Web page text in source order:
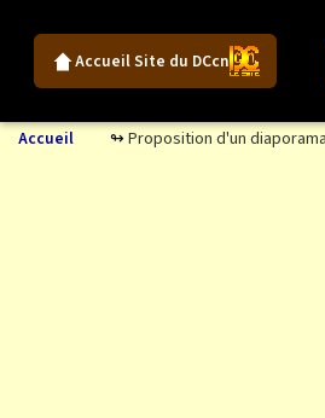
Accueil Site du DCcn
Accueil Proposition d'un